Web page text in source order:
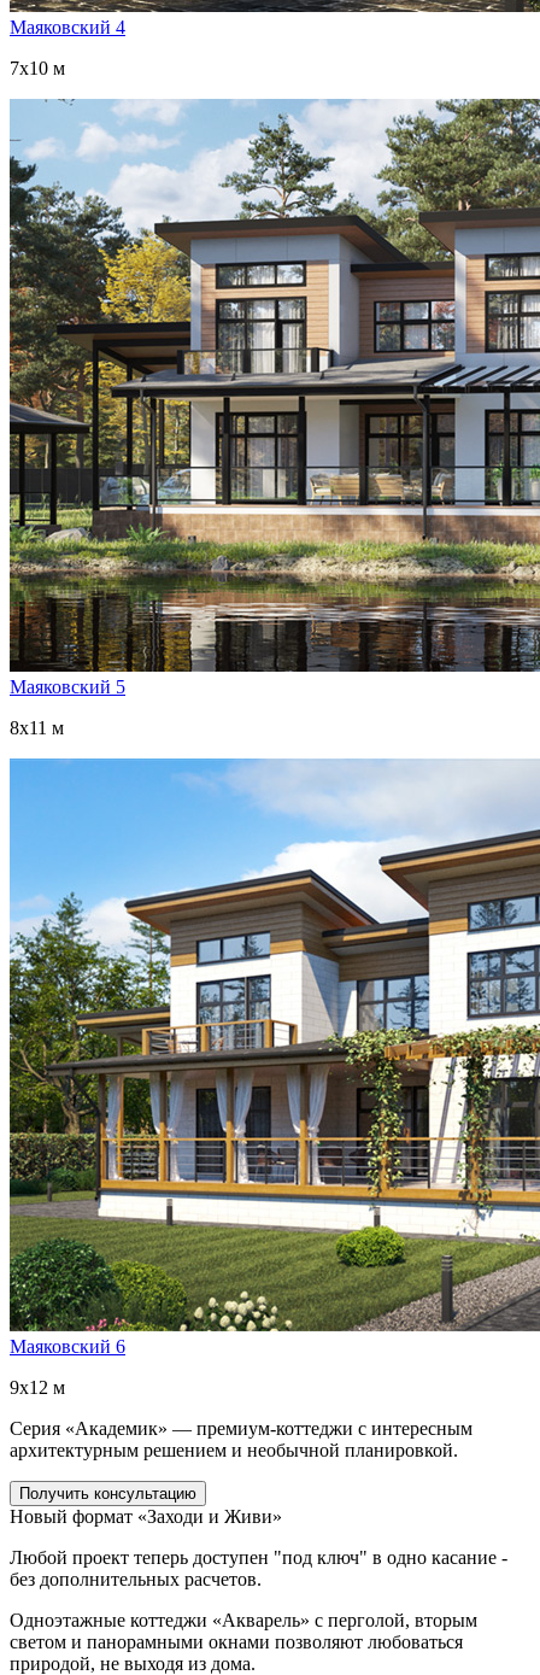
Маяковский 4
7x10 м
Маяковский 5
8x11 м
Маяковский 6
9x12 м
Серия «Академик» — премиум-коттеджи с интересным
архитектурным решением и необычной планировкой.
Получить консультацию
Новый формат «Заходи и Живи»
Любой проект теперь доступен "под ключ" в одно касание -
без дополнительных расчетов.
Одноэтажные коттеджи «Акварель» с перголой, вторым
светом и панорамными окнами позволяют любоваться
природой, не выходя из дома.